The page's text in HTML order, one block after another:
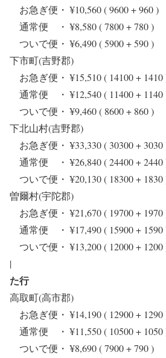
お急ぎ便・ ¥10,560 ( 9600 + 960
通常便 ・ ¥8,580 ( 7800 + 780 )
ついで便・ ¥6,490 ( 5900 + 590
下市町(吉野郡)
お急ぎ便・ ¥15,510 ( 14100 +
通常便 ・ ¥12,540 ( 11400 +
ついで便・ ¥9,460 ( 8600 + 860
下北山村(吉野郡)
お急ぎ便・ ¥33,330 ( 30300 +
通常便 ・ ¥26,840 ( 24400 +
ついで便・ ¥20,130 ( 18300 +
曽爾村(宇陀郡)
お急ぎ便・ ¥21,670 ( 19700 +
通常便 ・ ¥17,490 ( 15900 +
ついで便・ ¥13,200 ( 12000 +
|
た行
高取町(高市郡)
お急ぎ便・ ¥14,190 ( 12900 +
通常便 ・ ¥11,550 ( 10500 +
ついで便・ ¥8,690 ( 7900 + 790